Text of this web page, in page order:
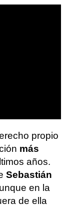
propio
más
años.
Sebastián
en la
de ella